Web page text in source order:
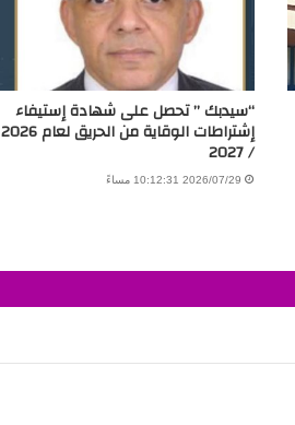
“سيدبك ” تحصل على شهادة إستيفاء
إشتراطات الوقاية من الحريق لعام 2026
/ 2027
2026/07/29 10:12:31 مساءً